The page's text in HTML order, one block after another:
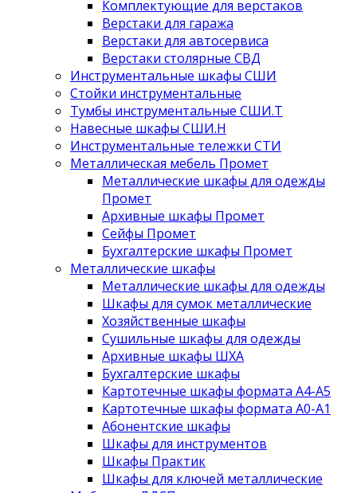
Комплектующие для верстаков
Верстаки для гаража
Верстаки для автосервиса
Верстаки столярные СВД
Инструментальные шкафы СШИ
Стойки инструментальные
Тумбы инструментальные СШИ.Т
Навесные шкафы СШИ.Н
Инструментальные тележки СТИ
Металлическая мебель Промет
Металлические шкафы для одежды
Промет
Архивные шкафы Промет
Сейфы Промет
Бухгалтерские шкафы Промет
Металлические шкафы
Металлические шкафы для одежды
Шкафы для сумок металлические
Хозяйственные шкафы
Сушильные шкафы для одежды
Архивные шкафы ШХА
Бухгалтерские шкафы
Картотечные шкафы формата А4-А5
Картотечные шкафы формата А0-А1
Абонентские шкафы
Шкафы для инструментов
Шкафы Практик
Шкафы для ключей металлические